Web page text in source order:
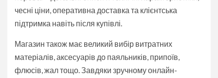
чесні ціни, оперативна доставка та клієнтська
підтримка навіть після купівлі.
Магазин також має великий вибір витратних
матеріалів, аксесуарів до паяльників, припоїв,
флюсів, жал тощо. Завдяки зручному онлайн-